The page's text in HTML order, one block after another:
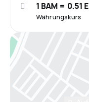
Währungskurs
1 BAM = 0.51